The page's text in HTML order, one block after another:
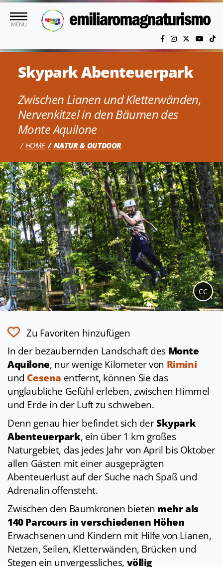
Skip to main content
MENU
Skypark Abenteuerpark
Zwischen Lianen und Kletterwänden,
Nervenkitzel in den Bäumen des
Monte Aquilone
HOME NATUR & OUTDOOR
CC
Zu Favoriten hinzufügen
In der bezaubernden Landschaft des Monte
Aquilone, nur wenige Kilometer von Rimini
und Cesena entfernt, können Sie das
unglaubliche Gefühl erleben, zwischen Himmel
und Erde in der Luft zu schweben.
Denn genau hier befindet sich derSkypark
Abenteuerpark, ein über 1 km großes
Naturgebiet, das jedes Jahr von April bis Oktober
allen Gästen mit einer ausgeprägten
Abenteuerlust auf der Suche nach Spaß und
Adrenalin offensteht.
Zwischen den Baumkronen bieten mehr als
140 Parcours in verschiedenen Höhen
Erwachsenen und Kindern mit Hilfe von Lianen,
Netzen, Seilen, Kletterwänden, Brücken und
Stegen ein unvergessliches, völlig